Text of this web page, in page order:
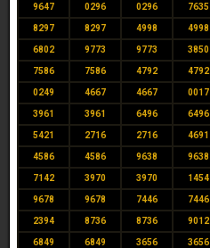
9647 0296 0296 7635
8297 8297 4998 4998
6802 9773 9773 3850
7586 7586 4792 4792
0249 4667 4667 0017
3961 3961 6496 6496
5421 2716 2716 4691
4586 4586 9638 9638
7142 3970 3970 1454
9678 9678 7446 7446
2394 8736 8736 9012
6849 6849 3656 3656